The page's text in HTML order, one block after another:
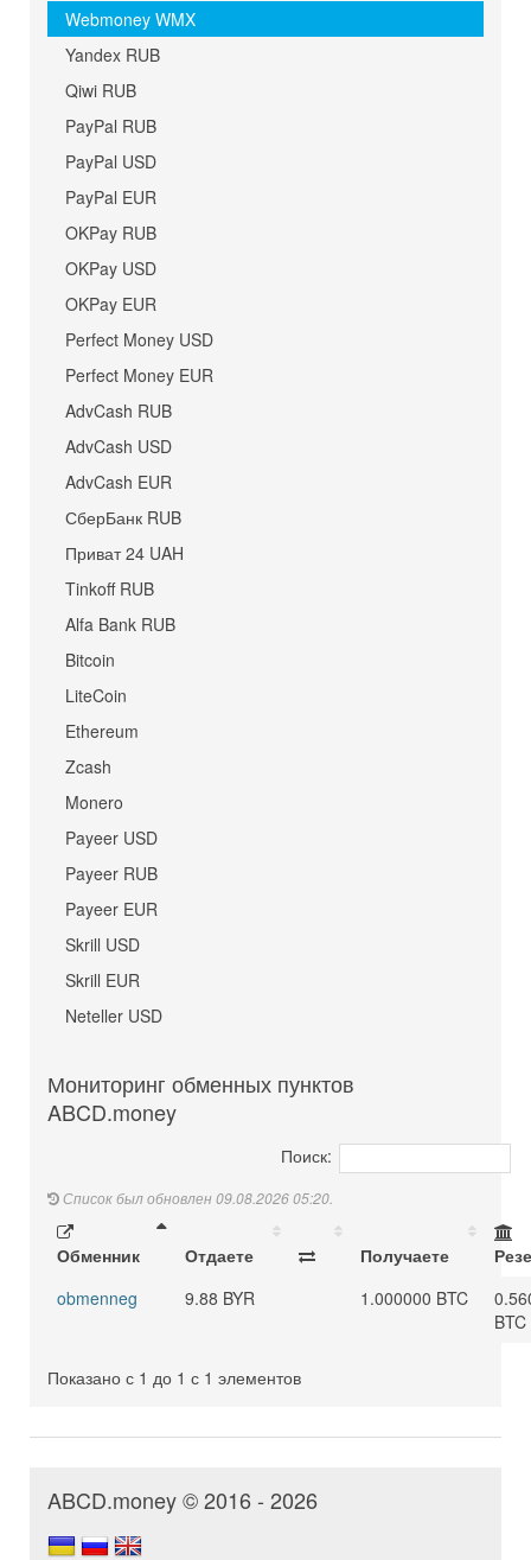
Webmoney WMX
Yandex RUB
Qiwi RUB
PayPal RUB
PayPal USD
PayPal EUR
OKPay RUB
OKPay USD
OKPay EUR
Perfect Money USD
Perfect Money EUR
AdvCash RUB
AdvCash USD
AdvCash EUR
СберБанк RUB
Приват 24 UAH
Tinkoff RUB
Alfa Bank RUB
Bitcoin
LiteCoin
Ethereum
Zcash
Monero
Payeer USD
Payeer RUB
Payeer EUR
Skrill USD
Skrill EUR
Neteller USD
Мониторинг обменных пунктов
ABCD.money
Поиск:
Список был обновлен 09.08.2026 05:20.
Обменник Отдаете Получаете
obmenneg
9.88 BYR 1.000000 BTC
BTC
Показано с 1 до 1 с 1 элементов
ABCD.money © 2016 - 2026